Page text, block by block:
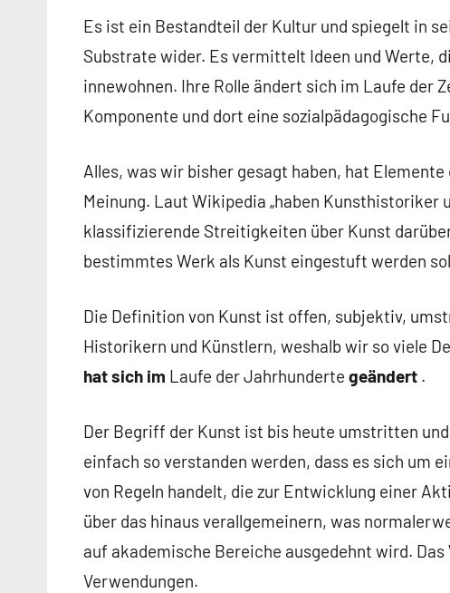
Es ist ein Bestandteil der Kultur und spiegelt in
Substrate wider. Es vermittelt Ideen und Werte,
innewohnen. Ihre Rolle ändert sich im Laufe der
Komponente und dort eine sozialpädagogische
Alles, was wir bisher gesagt haben, hat
Meinung. Laut Wikipedia „haben Kunsthistoriker
klassifizierende Streitigkeiten über Kunst
bestimmtes Werk als Kunst eingestuft werden
Die Definition von Kunst ist offen, subjektiv,
Historikern und Künstlern, weshalb wir so viele
hat sich im Laufe der Jahrhunderte geändert .
Der Begriff der Kunst ist bis heute umstritten
einfach so verstanden werden, dass es sich um
von Regeln handelt, die zur Entwicklung einer
über das hinaus verallgemeinern, was
auf akademische Bereiche ausgedehnt wird.
Verwendungen.